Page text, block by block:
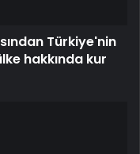
Türkiye'nin
hakkında kur